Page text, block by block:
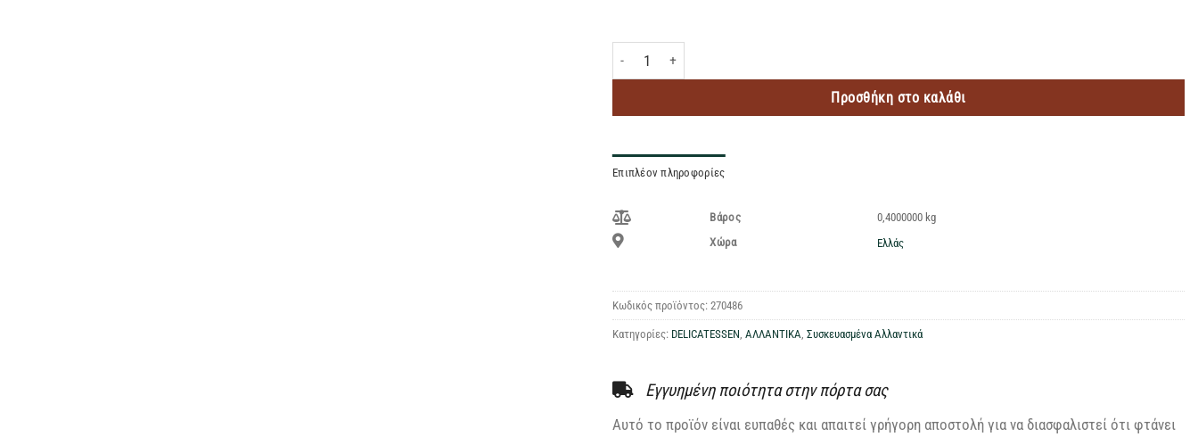
ΜΟΥΤΕΒΕΛΗΣ ΛΟΥΚΑΝΙΚΑ ΜΕΡΑΚΛΙΔΙΚΑ ΚΑΥΤΕΡΑ 400GR ποσότητα
Προσθήκη στο καλάθι
Επιπλέον πληροφορίες
Βάρος
0,4000000 kg
Χώρα
Ελλάς
Κωδικός προϊόντος: 270486
Κατηγορίες: DELICATESSEN ΑΛΛΑΝΤΙΚΑ Συσκευασμένα Αλλαντικά
Εγγυημένη ποιότητα στην πόρτα σας
Αυτό το προϊόν είναι ευπαθές και απαιτεί γρήγορη αποστολή για να διασφαλιστεί ότι φτάνει